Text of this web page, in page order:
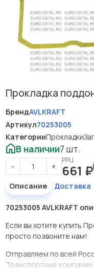
Прокладка
БрендAVLKRAFT
Артикул70253005
КатегорииПрокладки
В наличии7 шт.
- +
РРЦ
661 ₽
Описание Доставка
70253005 AVLKRAFT
Если вы хотите купить
просто позвоните нам!
Отправляем по всей
Транспортные